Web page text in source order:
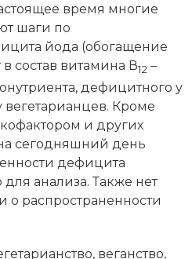
время многие
шаги по
йода (обогащение
состав витамина В12 –
дефицитного у
вегетарианцев. Кроме
кофактором и других
сегодняшний день
дефицита
для анализа. Также нет
о распространенности
веганство,